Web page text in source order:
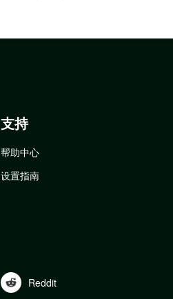
支持
帮助中心
设置指南
Reddit